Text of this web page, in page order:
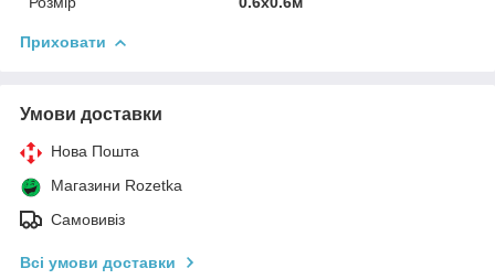
Приховати
Умови доставки
Нова Пошта
Магазини Rozetka
Самовивіз
Всі умови доставки